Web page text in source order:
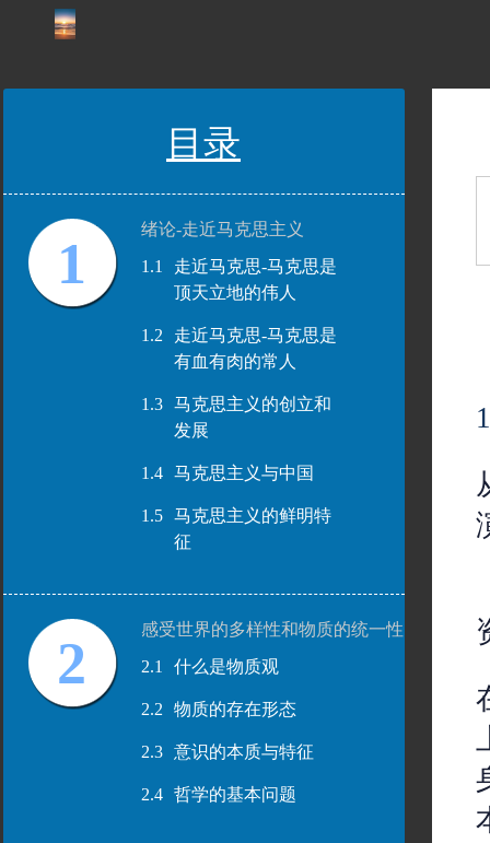
目录
1
绪论-走近马克思主义
1.1
走近马克思-马克思是
顶天立地的伟人
1.2
走近马克思-马克思是
有血有肉的常人
1.3
马克思主义的创立和
发展
1.4 马克思主义与中国
1.5
马克思主义的鲜明特
征
2
感受世界的多样性和物质的统一性
2.1
什么是物质观
2.2 物质的存在形态
2.3 意识的本质与特征
2.4 哲学的基本问题